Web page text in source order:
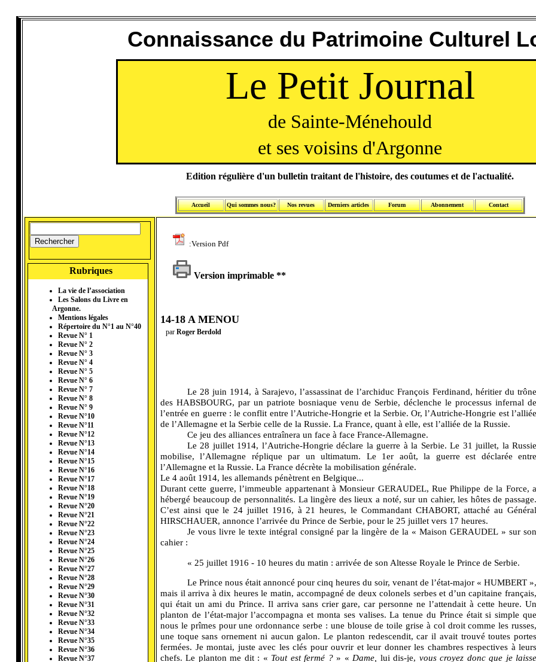
Connaissance du Patrimoine Culturel
Le Petit Journal
de Sainte-Ménehould
et ses voisins d'Argonne
Edition régulière d'un bulletin traitant de l'histoire, des coutumes et de l'actualité.
Accueil Qui sommes nous? Nos revues Derniers articles Forum Abonnement Contact
Rubriques
La vie de l’association
Les Salons du Livre en
Argonne.
Mentions légales
Répertoire du N°1 au N°40
Revue N° 1
Revue N° 2
Revue N° 3
Revue N° 4
Revue N° 5
Revue N° 6
Revue N° 7
Revue N° 8
Revue N° 9
Revue N°10
Revue N°11
Revue N°12
Revue N°13
Revue N°14
Revue N°15
Revue N°16
Revue N°17
Revue N°18
Revue N°19
Revue N°20
Revue N°21
Revue N°22
Revue N°23
Revue N°24
Revue N°25
Revue N°26
Revue N°27
Revue N°28
Revue N°29
Revue N°30
Revue N°31
Revue N°32
Revue N°33
Revue N°34
Revue N°35
Revue N°36
Revue N°37
:Version Pdf
Version imprimable **
14-18 A MENOU
par Roger Berdold
Le 28 juin 1914, à Sarajevo, l’assassinat de l’archiduc François Ferdinand, héritier du trône
des HABSBOURG, par un patriote bosniaque venu de Serbie, déclenche le processus infernal de
l’entrée en guerre : le conflit entre l’Autriche-Hongrie et la Serbie. Or, l’Autriche-Hongrie est l’alliée
de l’Allemagne et la Serbie celle de la Russie. La France, quant à elle, est l’alliée de la Russie.
Ce jeu des alliances entraînera un face à face France-Allemagne.
Le 28 juillet 1914, l’Autriche-Hongrie déclare la guerre à la Serbie. Le 31 juillet, la Russie
mobilise, l’Allemagne réplique par un ultimatum. Le 1er août, la guerre est déclarée entre
l’Allemagne et la Russie. La France décrète la mobilisation générale.
Le 4 août 1914, les allemands pénètrent en Belgique...
Durant cette guerre, l’immeuble appartenant à Monsieur GERAUDEL, Rue Philippe de la Force, a
hébergé beaucoup de personnalités. La lingère des lieux a noté, sur un cahier, les hôtes de passage.
C’est ainsi que le 24 juillet 1916, à 21 heures, le Commandant CHABORT, attaché au Général
HIRSCHAUER, annonce l’arrivée du Prince de Serbie, pour le 25 juillet vers 17 heures.
Je vous livre le texte intégral consigné par la lingère de la « Maison GERAUDEL » sur son
cahier :
« 25 juillet 1916 - 10 heures du matin : arrivée de son Altesse Royale le Prince de Serbie.
Le Prince nous était annoncé pour cinq heures du soir, venant de l’état-major « HUMBERT »,
mais il arriva à dix heures le matin, accompagné de deux colonels serbes et d’un capitaine français,
qui était un ami du Prince. Il arriva sans crier gare, car personne ne l’attendait à cette heure. Un
planton de l’état-major l’accompagna et monta ses valises. La tenue du Prince était si simple que
nous le prîmes pour une ordonnance serbe : une blouse de toile grise à col droit comme les russes,
une toque sans ornement ni aucun galon. Le planton redescendit, car il avait trouvé toutes portes
fermées. Je montai, juste avec les clés pour ouvrir et leur donner les chambres respectives à leurs
chefs. Le planton me dit : « Tout est fermé ?» « Dame, lui dis-je, vous croyez donc que je laisse